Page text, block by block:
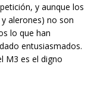
y aunque los
alerones) no son
lo que han
entusiasmados.
M3 es el digno